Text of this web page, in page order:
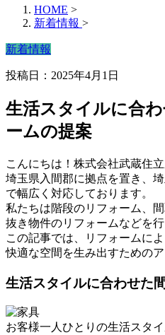
HOME >
新着情報 >
新着情報
投稿日：2025年4月1日
生活スタイルに合
ームの提案
こんにちは！株式会社武蔵住立
埼玉県入間郡に拠点を置き、
で幅広く対応しております。
私たちは階段のリフォーム、
抜き物件のリフォームなどを行
この記事では、リフォームに
快適な空間を生み出すための
生活スタイルに合わせた
お客様一人ひとりの生活スタイ